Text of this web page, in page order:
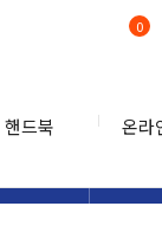
핸드북 온라
0